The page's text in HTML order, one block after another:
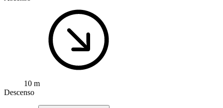
10 m
Descenso